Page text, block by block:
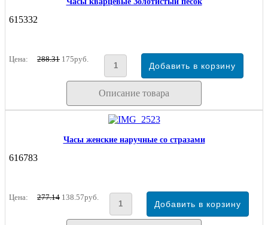
615332
Цена: 288.31 175руб.
Описание товара
Часы женские наручные со стразами
616783
Цена: 277.14 138.57руб.